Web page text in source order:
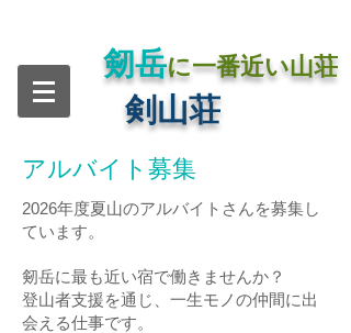
剱岳に一番近い山荘
​剣山荘
​アルバイト募集
2026年度夏山のアルバイトさんを募集し
ています。
剱岳に最も近い宿で働きませんか？
登山者支援を通じ、一生モノの仲間に出
会える仕事です。